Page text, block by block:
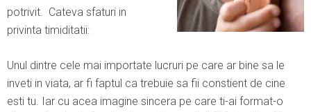
potrivit. Cateva sfaturi in
privinta timiditatii:
Unul dintre cele mai importate lucruri pe care ar bine sa le
inveti in viata, ar fi faptul ca trebuie sa fii constient de cine
esti tu. Iar cu acea imagine sincera pe care ti-ai format-o